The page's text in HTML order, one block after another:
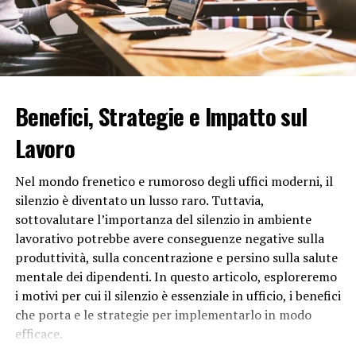
In conclusione, Mercoledì Addams si chiama così per via
del giorno della settimana, ma è il suo carattere unico e
misterioso che rende questa scelta così appropriata. La
combinazione del nome e della personalità di Mercoledì
contribuisce a renderla un personaggio memorabile e
pubblico in tutto il mondo.
RELATED TOPICS:
UP NEXT
Perché le rose si regalano sempre dispari?
Perché il 17 porta sfortuna?
Benefici, Strategie e Impatto sul
Lavoro
Nel mondo frenetico e rumoroso degli uffici moderni, il
silenzio è diventato un lusso raro. Tuttavia,
sottovalutare l’importanza del silenzio in ambiente
lavorativo potrebbe avere conseguenze negative sulla
produttività, sulla concentrazione e persino sulla salute
mentale dei dipendenti. In questo articolo, esploreremo
i motivi per cui il silenzio è essenziale in ufficio, i benefici
che porta e le strategie per implementarlo in modo
efficace.